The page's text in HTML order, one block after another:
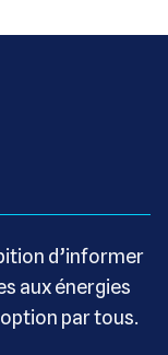
d’informer
aux énergies
par tous.